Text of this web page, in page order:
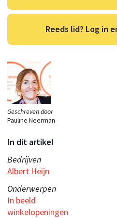
Geschreven door
Pauline Neerman
In dit artikel
Bedrijven
Albert Heijn
Onderwerpen
In beeld
winkelopeningen
Reeds lid? Log in